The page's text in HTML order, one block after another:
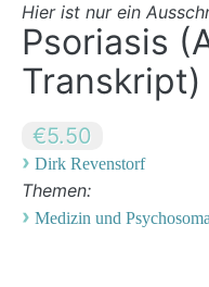
Hier ist nur ein
Psoriasis
Transkript)
€5.50
› Dirk Revenstorf
Themen:
› Medizin und